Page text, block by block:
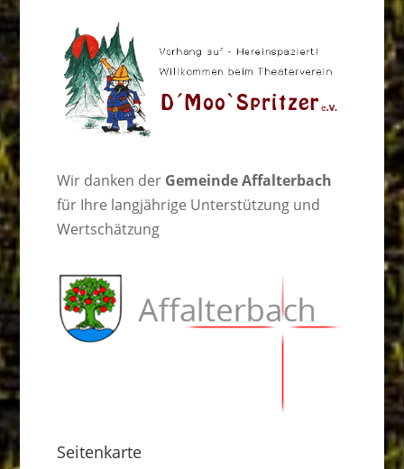
Wir danken der Gemeinde Affalterbach
für Ihre langjährige Unterstützung und
Wertschätzung
Seitenkarte